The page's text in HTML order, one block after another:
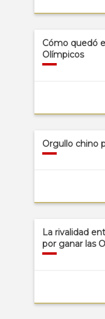
Cómo quedó
Olímpicos
Orgullo chino
La rivalidad
por ganar las